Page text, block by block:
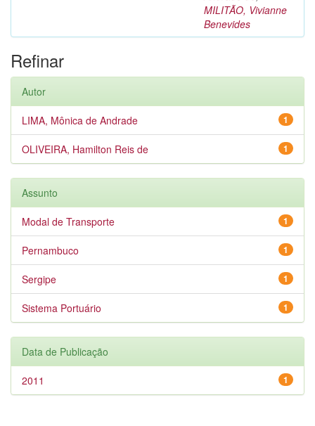
MILITÃO, Vivianne
Benevides
Refinar
Autor
1
LIMA, Mônica de Andrade
1
OLIVEIRA, Hamilton Reis de
Assunto
1
Modal de Transporte
1
Pernambuco
1
Sergipe
1
Sistema Portuário
Data de Publicação
1
2011